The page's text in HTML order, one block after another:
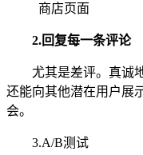
2.回复每一条评论
尤其是差评。真诚
还能向其他潜在用户展
会。
3.A/B测试